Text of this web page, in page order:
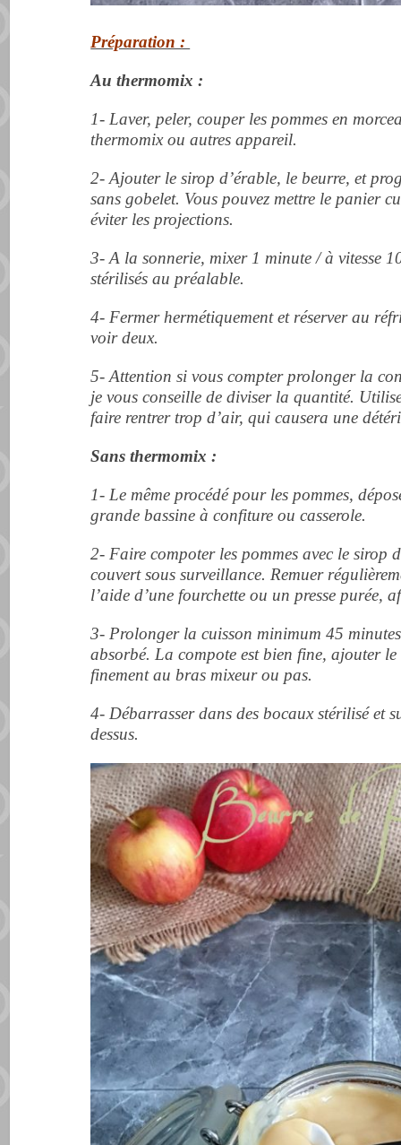
Préparation :
Au thermomix :
1- Laver, peler, couper les pommes en
thermomix ou autres appareil.
2- Ajouter le sirop d’érable, le beurre, et
sans gobelet. Vous pouvez mettre le panier
éviter les projections.
3- A la sonnerie, mixer 1 minute / à vitesse
stérilisés au préalable.
4- Fermer hermétiquement et réserver au
voir deux.
5- Attention si vous compter prolonger la
je vous conseille de diviser la quantité.
faire rentrer trop d’air, qui causera une
Sans thermomix :
1- Le même procédé pour les pommes,
grande bassine à confiture ou casserole.
2- Faire compoter les pommes avec le sirop
couvert sous surveillance. Remuer
l’aide d’une fourchette ou un presse purée,
3- Prolonger la cuisson minimum 45
absorbé. La compote est bien fine, ajouter
finement au bras mixeur ou pas.
4- Débarrasser dans des bocaux stérilisé et
dessus.